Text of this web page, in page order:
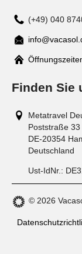
(+49) 040
Mail
Finden Sie
Metatravel
Poststraße 33
DE-20354
Deutschland
Ust-IdNr.:
© 2026